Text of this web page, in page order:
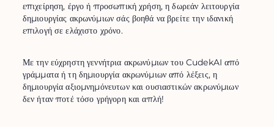
επιχείρηση, έργο ή προσωπική χρήση, η δωρεάν λειτουργία
δημιουργίας ακρωνύμιων σάς βοηθά να βρείτε την ιδανική
επιλογή σε ελάχιστο χρόνο.
Με την εύχρηστη γεννήτρια ακρωνύμιων του CudekAI από
γράμματα ή τη δημιουργία ακρωνύμιων από λέξεις, η
δημιουργία αξιομνημόνευτων και ουσιαστικών ακρωνύμιων
δεν ήταν ποτέ τόσο γρήγορη και απλή!